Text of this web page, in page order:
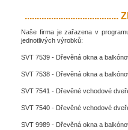
.......................................
Naše firma je zařazena v
jednotlivých výrobků:
SVT 7539 - Dřevěná okna a
SVT 7538 - Dřevěná okna a
SVT 7541 - Dřevěné vchodové
SVT 7540 - Dřevěné vchodové
SVT 9989 - Dřevěná okna a